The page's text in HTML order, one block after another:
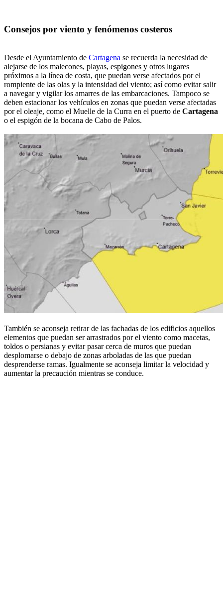
Consejos por viento y fenómenos costeros
Desde el Ayuntamiento de Cartagena se recuerda la necesidad de
alejarse de los malecones, playas, espigones y otros lugares
próximos a la línea de costa, que puedan verse afectados por el
rompiente de las olas y la intensidad del viento; así como evitar salir
a navegar y vigilar los amarres de las embarcaciones. Tampoco se
deben estacionar los vehículos en zonas que puedan verse afectadas
por el oleaje, como el Muelle de la Curra en el puerto de Cartagena
o el espigón de la bocana de Cabo de Palos.
También se aconseja retirar de las fachadas de los edificios aquellos
elementos que puedan ser arrastrados por el viento como macetas,
toldos o persianas y evitar pasar cerca de muros que puedan
desplomarse o debajo de zonas arboladas de las que puedan
desprenderse ramas. Igualmente se aconseja limitar la velocidad y
aumentar la precaución mientras se conduce.